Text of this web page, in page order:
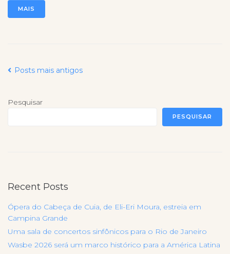
MAIS
Posts mais antigos
Pesquisar
PESQUISAR
Recent Posts
Ópera do Cabeça de Cuia, de Eli-Eri Moura, estreia em
Campina Grande
Uma sala de concertos sinfônicos para o Rio de Janeiro
Wasbe 2026 será um marco histórico para a América Latina